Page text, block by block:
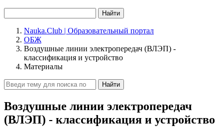
Найти
Nauka.Club | Образовательный портал
ОБЖ
Воздушные линии электропередач (ВЛЭП) -
классификация и устройство
Материалы
Найти
Воздушные линии электропередач
(ВЛЭП) - классификация и устройство